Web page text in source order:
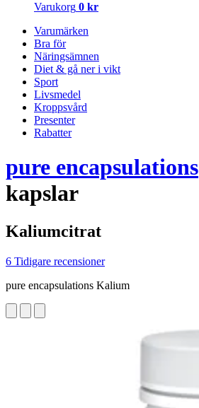
Varukorg 0 kr
Varumärken
Bra för
Näringsämnen
Diet & gå ner i vikt
Sport
Livsmedel
Kroppsvård
Presenter
Rabatter
pure encapsulations
kapslar
Kaliumcitrat
6 Tidigare recensioner
pure encapsulations Kalium